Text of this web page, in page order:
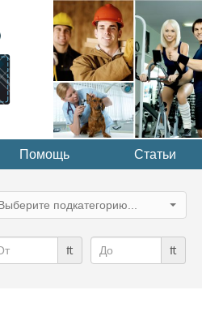
Помощь Статьи
подкатегорию...
₶ ₶